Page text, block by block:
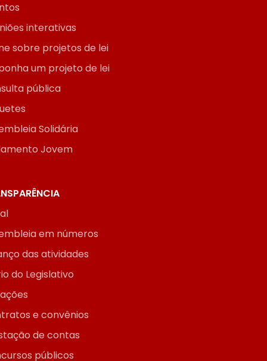
interativas
sobre projetos de lei
um projeto de lei
pública
Solidária
Jovem
em números
das atividades
do Legislativo
e convênios
de contas
públicos